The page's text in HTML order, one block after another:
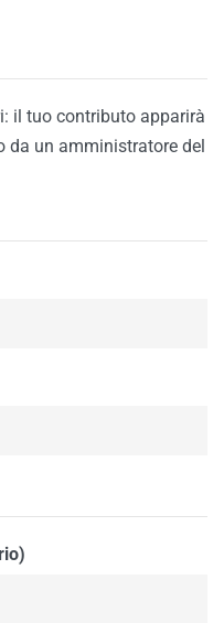
il tuo contributo apparirà
da un amministratore del